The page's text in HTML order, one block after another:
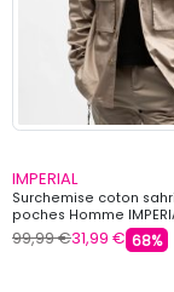
IMPERIAL
Surchemise coton
poches Homme
99,99 €31,99 € 68%